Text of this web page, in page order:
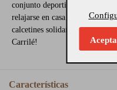
conjunto deportivo para
relajarse en casa. Luce tu
calcetines solidarios West
Carrilé!
Características